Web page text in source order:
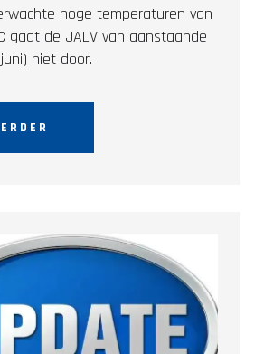
hoge temperaturen van
gaat de JALV van aanstaande
niet door.